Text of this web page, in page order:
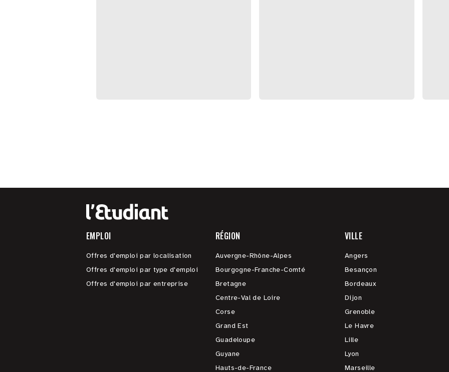
EMPLOI
Offres d'emploi par localisation
Offres d'emploi par type d'emploi
Offres d'emploi par entreprise
RÉGION
Auvergne-Rhône-Alpes
Bourgogne-Franche-Comté
Bretagne
Centre-Val de Loire
Corse
Grand Est
Guadeloupe
Guyane
Hauts-de-France
VILLE
Angers
Besançon
Bordeaux
Dijon
Grenoble
Le Havre
Lille
Lyon
Marseille